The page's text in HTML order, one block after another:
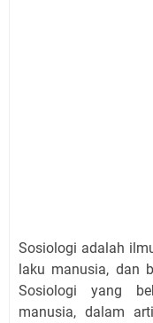
Sosiologi adalah
laku manusia, dan
Sosiologi yang
manusia, dalam